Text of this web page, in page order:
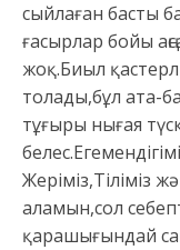
сыйлаған басты
ғасырлар бойы
жоқ.Биыл
толады,бұл ата-
тұғыры нығая
Жеріміз,Тіліміз
аламын,сол
қарашығындай